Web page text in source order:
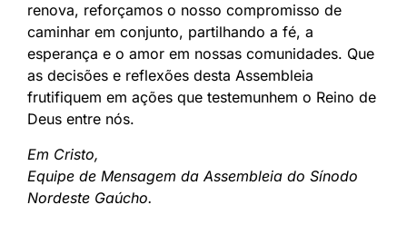
renova, reforçamos o nosso compromisso de
caminhar em conjunto, partilhando a fé, a
esperança e o amor em nossas comunidades. Que
as decisões e reflexões desta Assembleia
frutifiquem em ações que testemunhem o Reino de
Deus entre nós.
Em Cristo,
Equipe de Mensagem da Assembleia do Sínodo
Nordeste Gaúcho.